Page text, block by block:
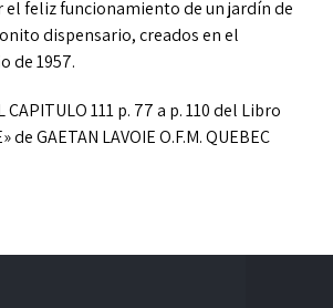
el feliz funcionamiento de un jardín de
dispensario, creados en el
de 1957.
CAPITULO 111 p. 77 a p. 110 del Libro
de GAETAN LAVOIE O.F.M. QUEBEC